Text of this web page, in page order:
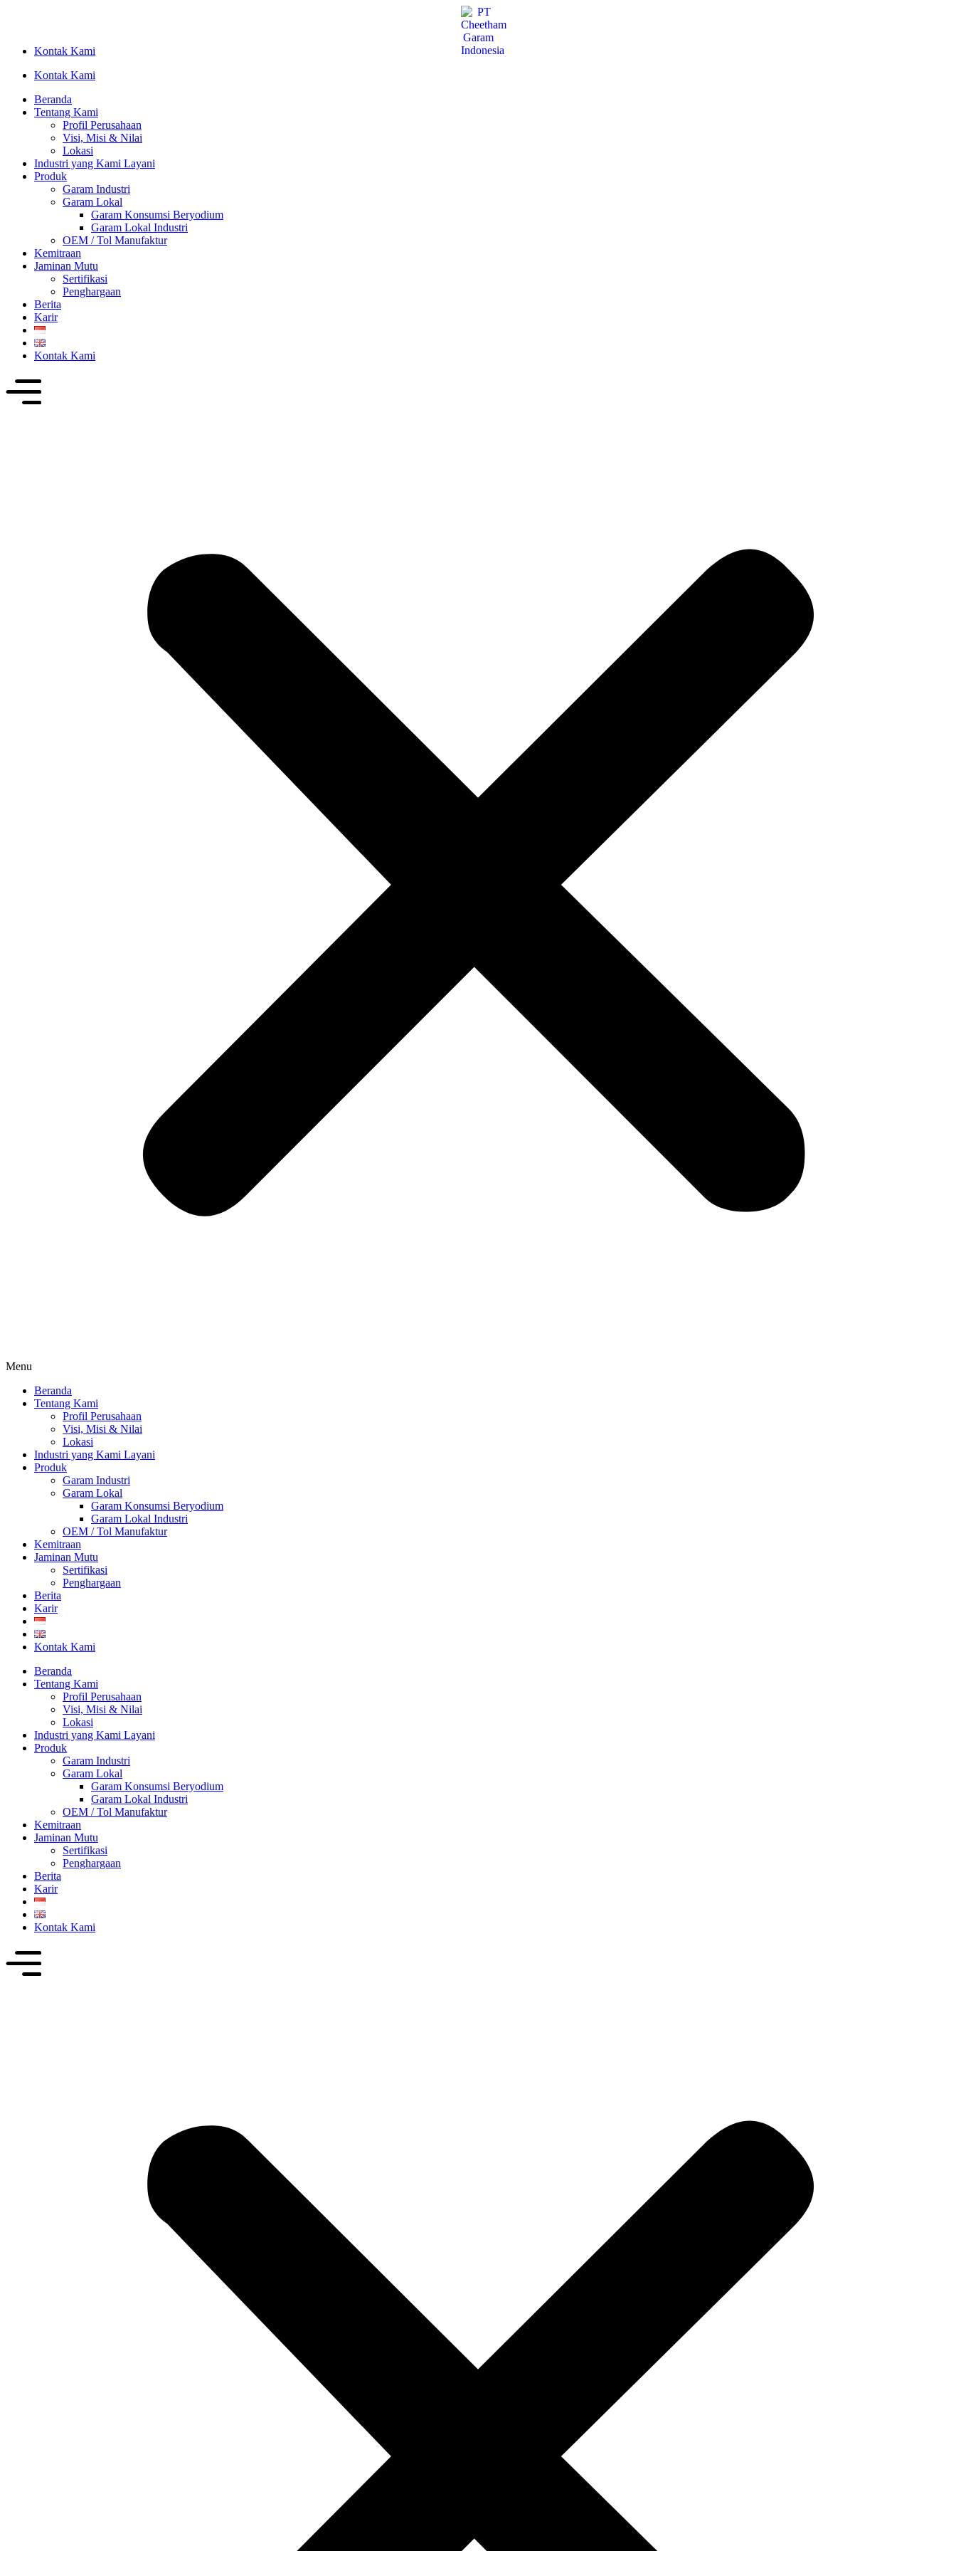
Kontak Kami
Kontak Kami
Beranda
Tentang Kami
Profil Perusahaan
Visi, Misi & Nilai
Lokasi
Industri yang Kami Layani
Produk
Garam Industri
Garam Lokal
Garam Konsumsi Beryodium
Garam Lokal Industri
OEM / Tol Manufaktur
Kemitraan
Jaminan Mutu
Sertifikasi
Penghargaan
Berita
Karir
Kontak Kami
Menu
Beranda
Tentang Kami
Profil Perusahaan
Visi, Misi & Nilai
Lokasi
Industri yang Kami Layani
Produk
Garam Industri
Garam Lokal
Garam Konsumsi Beryodium
Garam Lokal Industri
OEM / Tol Manufaktur
Kemitraan
Jaminan Mutu
Sertifikasi
Penghargaan
Berita
Karir
Kontak Kami
Beranda
Tentang Kami
Profil Perusahaan
Visi, Misi & Nilai
Lokasi
Industri yang Kami Layani
Produk
Garam Industri
Garam Lokal
Garam Konsumsi Beryodium
Garam Lokal Industri
OEM / Tol Manufaktur
Kemitraan
Jaminan Mutu
Sertifikasi
Penghargaan
Berita
Karir
Kontak Kami